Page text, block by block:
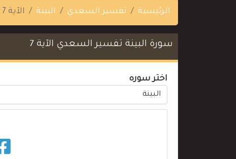
الرئيسية تفسير السعدي البينة الآية 7
سورة البينة تفسير السعدي الآية 7
اختر سوره